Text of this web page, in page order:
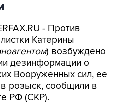
- Против
Катерины
) возбуждено
дезинформации о
Вооруженных сил, ее
в розыск, сообщили в
РФ (СКР).